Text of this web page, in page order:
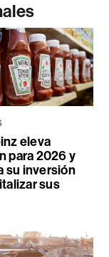
eleva
para 2026 y
su inversión
sus